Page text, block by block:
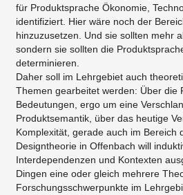
für Produktsprache Ökonomie,
identifiziert. Hier wäre noch der
hinzuzusetzen. Und sie sollten mehr
sondern sie sollten die
determinieren.
Daher soll im Lehrgebiet auch
Themen gearbeitet werden: Über die
Bedeutungen, ergo um eine
Produktsemantik, über das heutige
Komplexität, gerade auch im Bereich
Designtheorie in Offenbach will
Interdependenzen und Kontexten
Dingen eine oder gleich mehrere
Forschungsschwerpunkte im